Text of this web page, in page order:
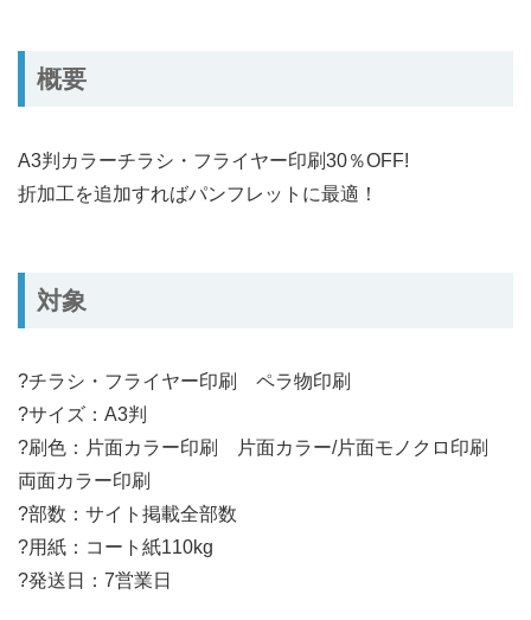
概要
A3判カラーチラシ・フライヤー印刷30％OFF!
折加工を追加すればパンフレットに最適！
対象
?チラシ・フライヤー印刷 ペラ物印刷
?サイズ：A3判
?刷色：片面カラー印刷 片面カラー/片面モノクロ印刷
両面カラー印刷
?部数：サイト掲載全部数
?用紙：コート紙110kg
?発送日：7営業日